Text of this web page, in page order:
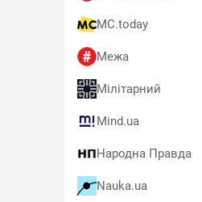
MC.today
Межа
Мілітарний
Mind.ua
Народна Правда
Nauka.ua